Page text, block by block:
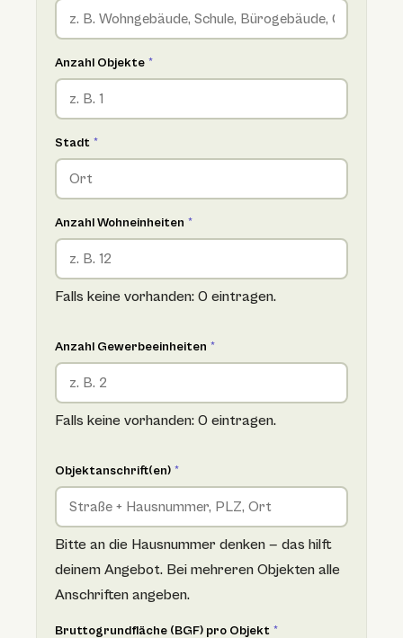
Anzahl Objekte *
Stadt *
Anzahl Wohneinheiten *
Falls keine vorhanden: 0 eintragen.
Anzahl Gewerbeeinheiten *
Falls keine vorhanden: 0 eintragen.
Objektanschrift(en) *
Bitte an die Hausnummer denken — das hilft
deinem Angebot. Bei mehreren Objekten alle
Anschriften angeben.
Bruttogrundfläche (BGF) pro Objekt *